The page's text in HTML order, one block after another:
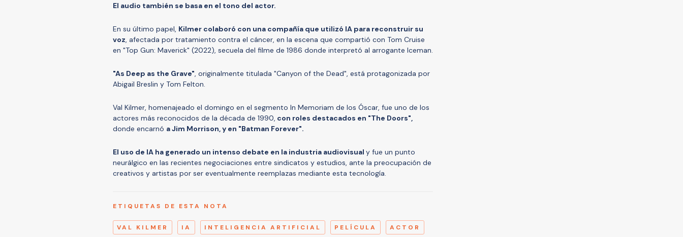
El audio también se basa en el tono del actor.
En su último papel, Kilmer colaboró con una compañía que utilizó IA para reconstruir su
voz, afectada por tratamiento contra el cáncer, en la escena que compartió con Tom Cruise
en "Top Gun: Maverick" (2022), secuela del filme de 1986 donde interpretó al arrogante Iceman.
"As Deep as the Grave", originalmente titulada "Canyon of the Dead", está protagonizada por
Abigail Breslin y Tom Felton.
Val Kilmer, homenajeado el domingo en el segmento In Memoriam de los Óscar, fue uno de los
actores más reconocidos de la década de 1990, con roles destacados en "The Doors",
donde encarnó a Jim Morrison, y en "Batman Forever".
El uso de IA ha generado un intenso debate en la industria audiovisual y fue un punto
neurálgico en las recientes negociaciones entre sindicatos y estudios, ante la preocupación de
creativos y artistas por ser eventualmente reemplazas mediante esta tecnología.
ETIQUETAS DE ESTA NOTA
VAL KILMER IA INTELIGENCIA ARTIFICIAL PELÍCULA ACTOR